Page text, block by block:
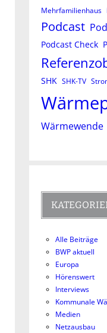
Mehrfamilienhaus
Podcast
Podcast Check
SHK SHK-TV
Wärmewende
Alle Beiträge
BWP aktuell
Europa
Hörenswert
Interviews
Kommunale
Medien
Netzausbau